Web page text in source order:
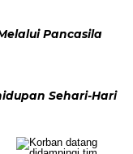
Pancasila
Sehari-Hari